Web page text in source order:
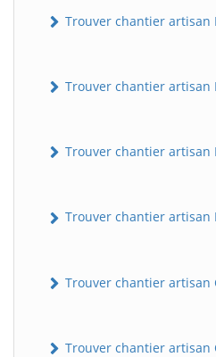
Trouver chantier artisan
Trouver chantier artisan
Trouver chantier artisan
Trouver chantier artisan
Trouver chantier artisan
Trouver chantier artisan